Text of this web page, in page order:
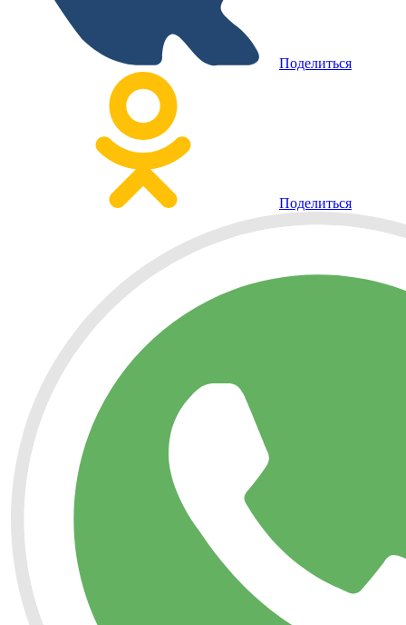
Поделиться
Поделиться